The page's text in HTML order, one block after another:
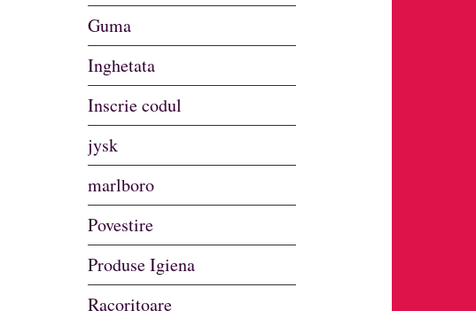
Guma
Inghetata
Inscrie codul
jysk
marlboro
Povestire
Produse Igiena
Racoritoare